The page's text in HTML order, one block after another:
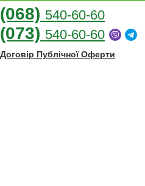
(068) 540-60-60
(073) 540-60-60
Договір Публічної Оферти